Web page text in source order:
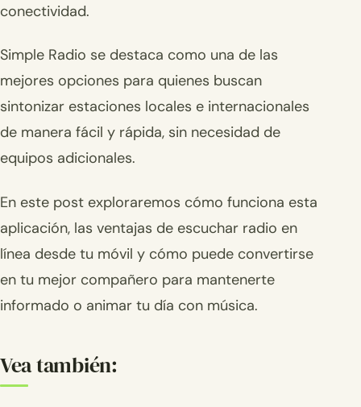
conectividad.
Simple Radio se destaca como una de las
mejores opciones para quienes buscan
sintonizar estaciones locales e internacionales
de manera fácil y rápida, sin necesidad de
equipos adicionales.
En este post exploraremos cómo funciona esta
aplicación, las ventajas de escuchar radio en
línea desde tu móvil y cómo puede convertirse
en tu mejor compañero para mantenerte
informado o animar tu día con música.
Vea también: